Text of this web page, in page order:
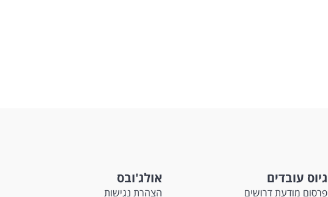
גיוס עובדים
פרסום מודעת דרושים
אולג'ובס
הצהרת נגישות